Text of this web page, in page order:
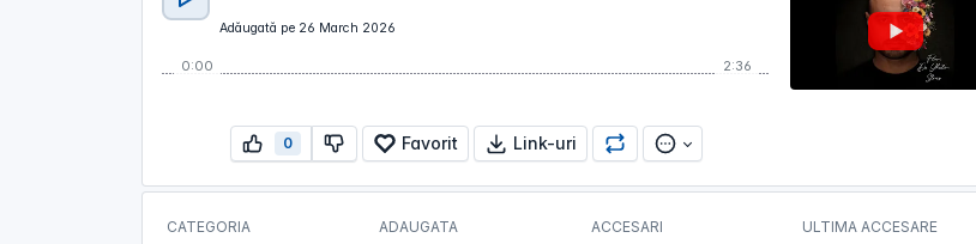
Adăugată pe 26 March 2026
0:00 2:36
0 Favorit Link-uri
CATEGORIA ADAUGATA ACCESARI ULTIMA ACCESARE